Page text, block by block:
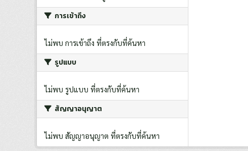
การเข้าถึง
ไม่พบ การเข้าถึง ที่ตรงกับที่ค้นหา
รูปแบบ
ไม่พบ รูปแบบ ที่ตรงกับที่ค้นหา
สัญญาอนุญาต
ไม่พบ สัญญาอนุญาต ที่ตรงกับที่ค้นหา